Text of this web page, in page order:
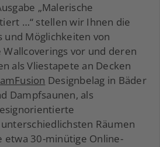
„Malerische
…“ stellen wir Ihnen die
und Möglichkeiten von
vor und deren
als Vliestapete an Decken
Designbelag in Bäder
Dampfsaunen, als
Räumen
etwa 30-minütige Online-